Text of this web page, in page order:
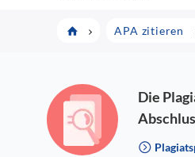
APA zitieren
Die